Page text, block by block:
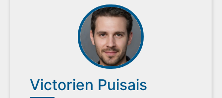
Victorien Puisais